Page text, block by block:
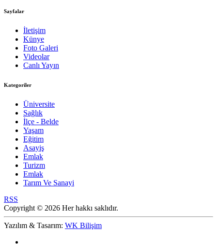
Sayfalar
İletişim
Künye
Foto Galeri
Videolar
Canlı Yayın
Kategoriler
Üniversite
Sağlık
İlçe - Belde
Yaşam
Eğitim
Asayiş
Emlak
Turizm
Emlak
Tarım Ve Sanayi
RSS
Copyright © 2026 Her hakkı saklıdır.
Yazılım & Tasarım: WK Bilişim